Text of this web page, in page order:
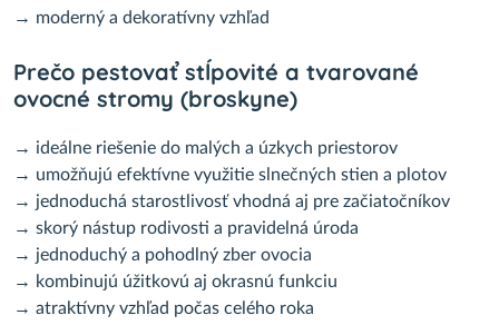
→ moderný a dekoratívny vzhľad
Prečo pestovať stĺpovité a tvarované
ovocné stromy (broskyne)
→ ideálne riešenie do malých a úzkych priestorov
→ umožňujú efektívne využitie slnečných stien a plotov
→ jednoduchá starostlivosť vhodná aj pre začiatočníkov
→ skorý nástup rodivosti a pravidelná úroda
→ jednoduchý a pohodlný zber ovocia
→ kombinujú úžitkovú aj okrasnú funkciu
→ atraktívny vzhľad počas celého roka